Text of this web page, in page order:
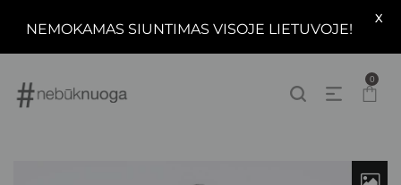
0
NEMOKAMAS SIUNTIMAS VISOJE LIETUVOJE!
X